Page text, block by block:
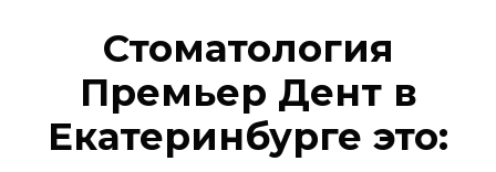
Стоматология
Премьер Дент в
Екатеринбурге это: